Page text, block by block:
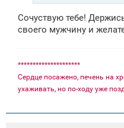
Сочуствую тебе!
своего мужчину и
*********************
Сердце посажено, печень на
ухаживать, но по-ходу уже